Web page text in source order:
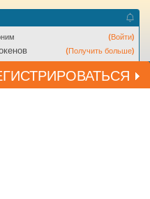
(Войти)
(Получить больше)